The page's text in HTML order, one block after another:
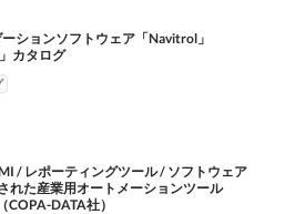
ションソフトウェア「Navitrol」
カタログ
/ レポーティングツール / ソフトウェア
れた産業用オートメーションツール
COPA-DATA社）